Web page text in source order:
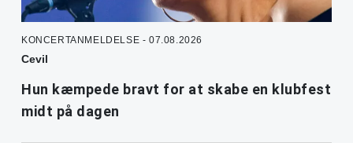
KONCERTANMELDELSE - 07.08.2026
Cevil
Hun kæmpede bravt for at skabe en klubfest
midt på dagen